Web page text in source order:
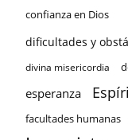
confianza en Dios
dificultades y
divina misericordia
esperanza
facultades humanas